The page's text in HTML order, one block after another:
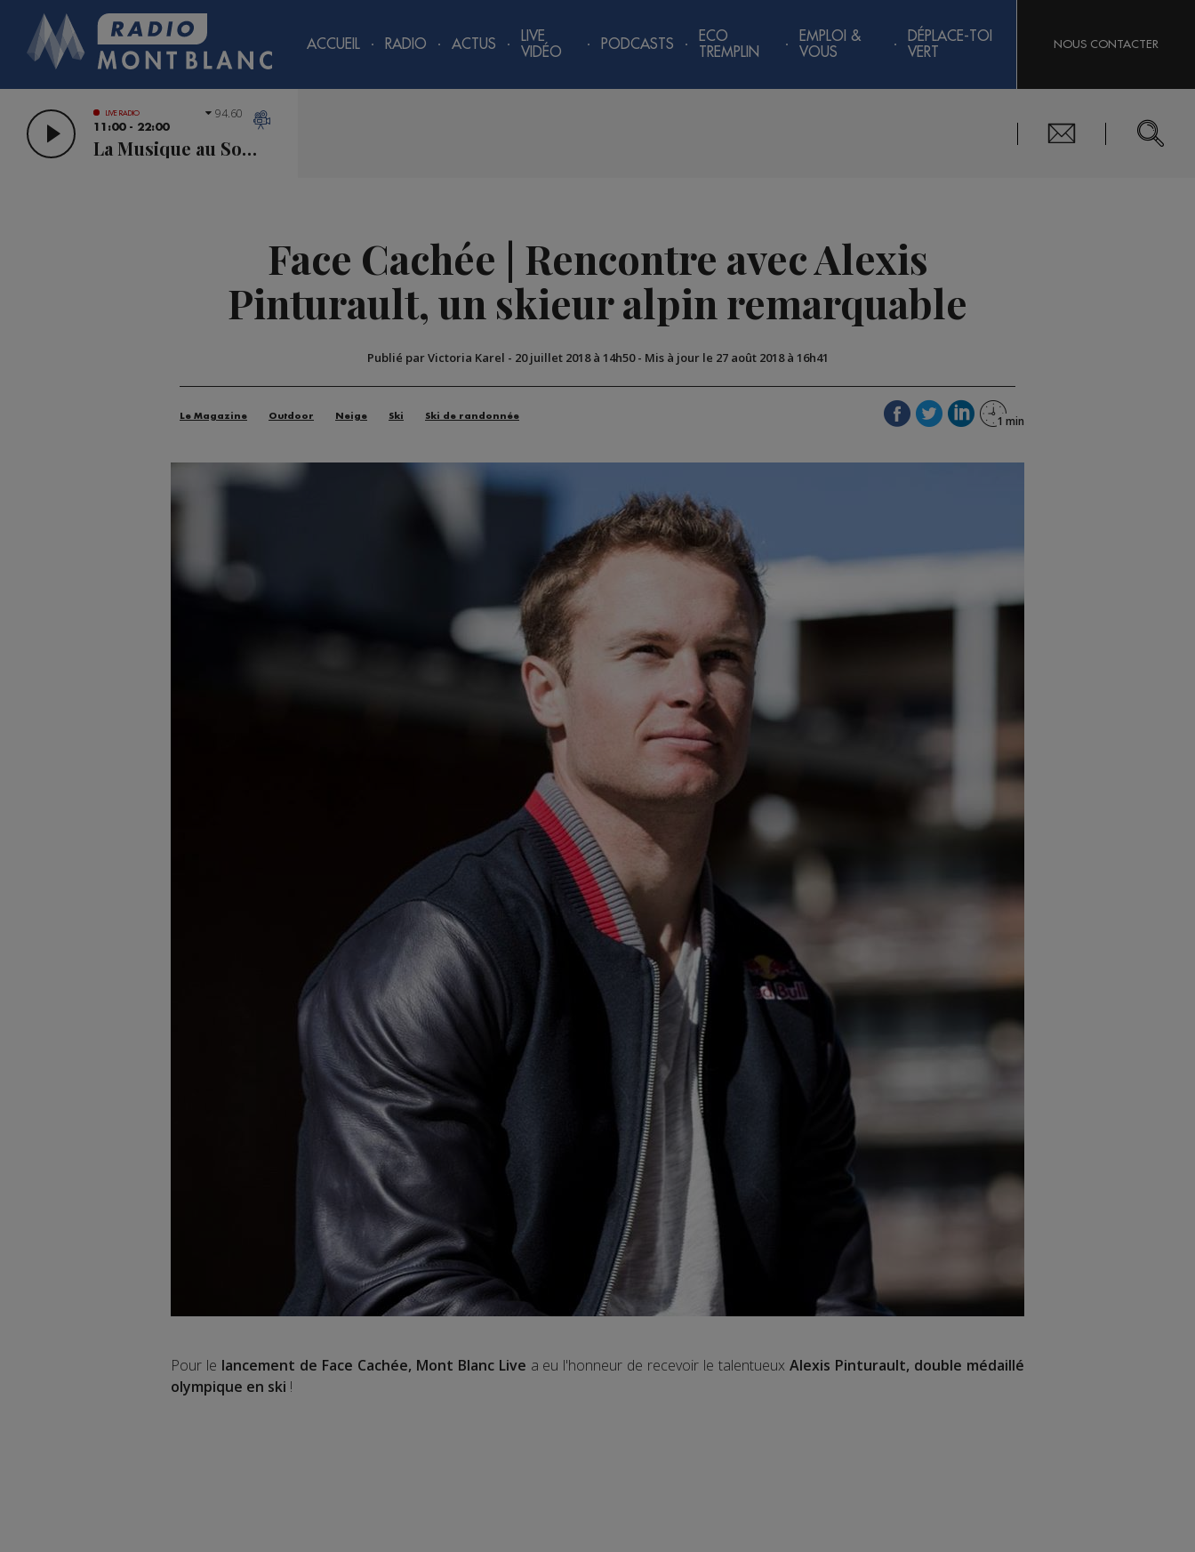
ACCUEIL RADIO ACTUS
LIVE
VIDÉO
PODCASTS
ECO
TREMPLIN
EMPLOI &
VOUS
DÉPLACE-TOI
VERT
NOUS CONTACTER
LIVE RADIO
11:00 - 22:00
La Musique au Sommet
94.60
Face Cachée | Rencontre avec Alexis
Pinturault, un skieur alpin remarquable
Publié par Victoria Karel - 20 juillet 2018 à 14h50- Mis à jour le 27 août 2018 à 16h41
Le Magazine Outdoor Neige Ski Ski de randonnée
Pour le lancement de Face Cachée, Mont Blanc Live a eu l'honneur de recevoir le talentueuxAlexis Pinturault, double médaillé
olympique en ski !